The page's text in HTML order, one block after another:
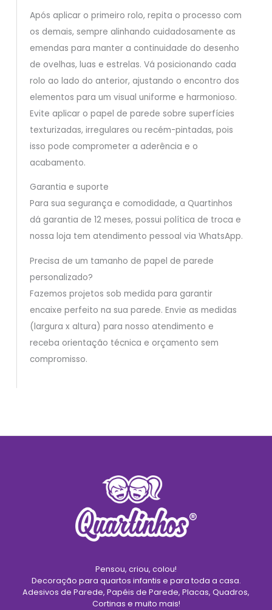
Após aplicar o primeiro rolo, repita o processo com
os demais, sempre alinhando cuidadosamente as
emendas para manter a continuidade do desenho
de ovelhas, luas e estrelas. Vá posicionando cada
rolo ao lado do anterior, ajustando o encontro dos
elementos para um visual uniforme e harmonioso.
Evite aplicar o papel de parede sobre superfícies
texturizadas, irregulares ou recém-pintadas, pois
isso pode comprometer a aderência e o
acabamento.
Garantia e suporte
Para sua segurança e comodidade, a Quartinhos
dá garantia de 12 meses, possui política de troca e
nossa loja tem atendimento pessoal via WhatsApp.
Precisa de um tamanho de papel de parede
personalizado?
Fazemos projetos sob medida para garantir
encaixe perfeito na sua parede. Envie as medidas
(largura x altura) para nosso atendimento e
receba orientação técnica e orçamento sem
compromisso.
Pensou, criou, colou!
Decoração para quartos infantis e para toda a casa.
Adesivos de Parede, Papéis de Parede, Placas, Quadros,
Cortinas e muito mais!